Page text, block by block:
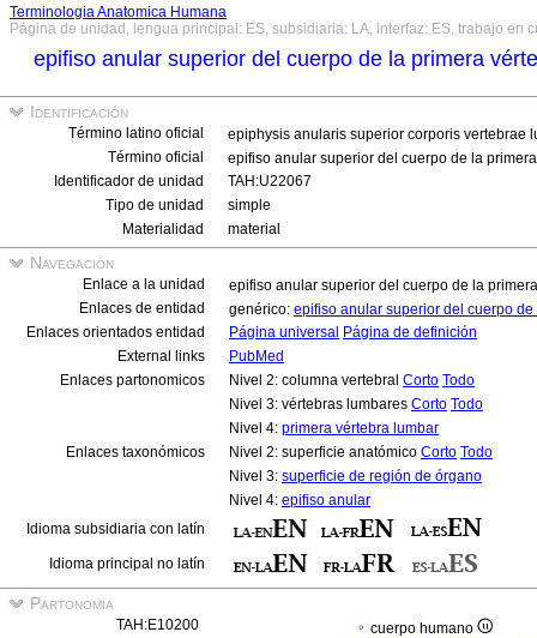
Terminologia Anatomica Humana
Página de unidad, lengua principal: ES, subsidiaria: LA, interfaz: ES, trabajo en
epifiso anular superior del cuerpo de la primera
Identificación
Término latino oficial
epiphysis anularis superior corporis vertebrae
Término oficial
epifiso anular superior del cuerpo de la
Identificador de unidad
TAH:U22067
Tipo de unidad
simple
Materialidad
material
Navegación
Enlace a la unidad
epifiso anular superior del cuerpo de la
Enlaces de entidad
genérico: epifiso anular superior del cuerpo
Enlaces orientados entidad
Página universal Página de definición
External links
PubMed
Enlaces partonomicos
Nivel 2: columna vertebral Corto Todo
Nivel 3: vértebras lumbares Corto Todo
Nivel 4: primera vértebra lumbar
Enlaces taxonómicos
Nivel 2: superficie anatómico Corto Todo
Nivel 3: superficie de región de órgano
Nivel 4: epifiso anular
Idioma subsidiaria con latín
Idioma principal no latín
Partonomia
TAH:E10200
cuerpo humano